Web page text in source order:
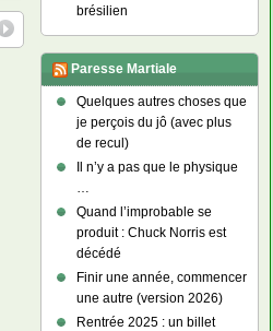
brésilien
Paresse Martiale
Quelques autres choses que
je perçois du jô (avec plus
de recul)
Il n’y a pas que le physique
…
Quand l’improbable se
produit : Chuck Norris est
décédé
Finir une année, commencer
une autre (version 2026)
Rentrée 2025 : un billet